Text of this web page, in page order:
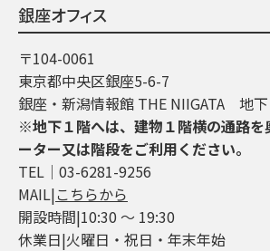
銀座オフィス
〒104-0061
東京都中央区銀座5-6-7
銀座・新潟情報館 THE NIIGATA 地
※地下１階へは、建物１階横の通路を
ーター又は階段をご利用ください。
TEL│03-6281-9256
MAIL|こちらから
開設時間|10:30 ～ 19:30
休業日|火曜日・祝日・年末年始